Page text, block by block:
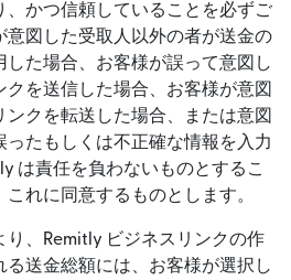
、かつ信頼していることを必ずご
意図した受取人以外の者が送金の
した場合、お客様が誤って意図し
を送信した場合、お客様が意図
ンクを転送した場合、または意図
ったもしくは不正確な情報を入力
は責任を負わないものとするこ
れに同意するものとします。
り、Remitly ビジネスリンクの作
る送金総額には、お客様が選択し